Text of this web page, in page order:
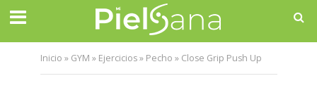
Inicio » GYM » Ejercicios» Pecho » Close Grip Push Up